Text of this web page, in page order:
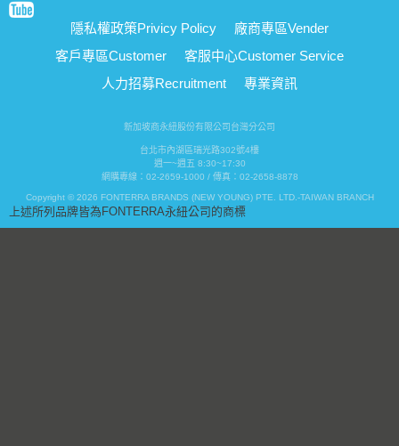
隱私權政策Privicy Policy 廠商專區Vender
客戶專區Customer 客服中心Customer Service
人力招募Recruitment 專業資訊
新加坡商永紐股份有限公司台灣分公司
台北市內湖區瑞光路302號4樓
週一~週五 8:30~17:30
網購專線：02-2659-1000 / 傳真：02-2658-8878
Copyright © 2026 FONTERRA BRANDS (NEW YOUNG) PTE. LTD.-TAIWAN BRANCH
上述所列品牌皆為FONTERRA永紐公司的商標